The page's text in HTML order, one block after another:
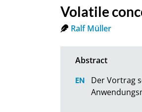
Volatile
Ralf Müller
Der Vortrag